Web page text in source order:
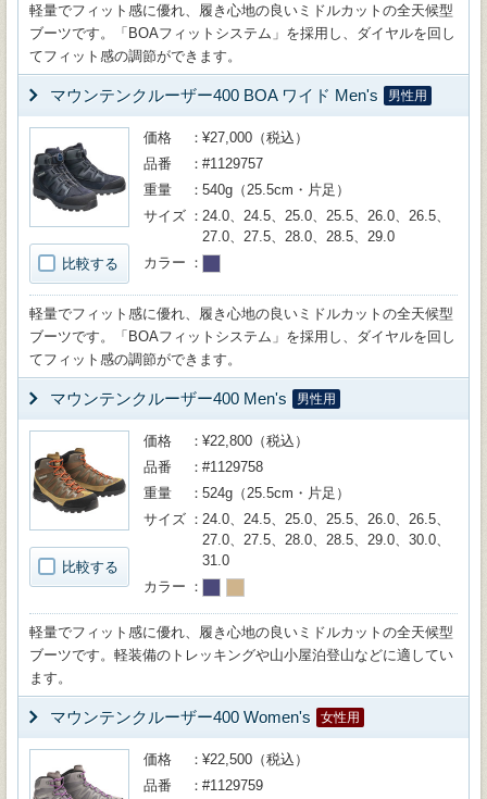
軽量でフィット感に優れ、履き心地の良いミドルカットの全天候型
ブーツです。「BOAフィットシステム」を採用し、ダイヤルを回し
てフィット感の調節ができます。
マウンテンクルーザー400 BOA ワイド Men's 男性用
比較する
価格
¥27,000（税込）
品番
#1129757
重量
540g（25.5cm・片足）
サイズ
24.0、24.5、25.0、25.5、26.0、26.5、
27.0、27.5、28.0、28.5、29.0
カラー
軽量でフィット感に優れ、履き心地の良いミドルカットの全天候型
ブーツです。「BOAフィットシステム」を採用し、ダイヤルを回し
てフィット感の調節ができます。
マウンテンクルーザー400 Men's 男性用
比較する
価格
¥22,800（税込）
品番
#1129758
重量
524g（25.5cm・片足）
サイズ
24.0、24.5、25.0、25.5、26.0、26.5、
27.0、27.5、28.0、28.5、29.0、30.0、
31.0
カラー
軽量でフィット感に優れ、履き心地の良いミドルカットの全天候型
ブーツです。軽装備のトレッキングや山小屋泊登山などに適してい
ます。
マウンテンクルーザー400 Women's 女性用
価格
¥22,500（税込）
品番
#1129759